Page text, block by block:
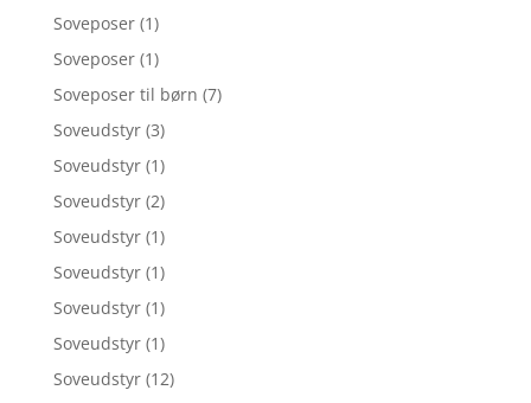
Soveposer (1)
Soveposer (1)
Soveposer til børn (7)
Soveudstyr (3)
Soveudstyr (1)
Soveudstyr (2)
Soveudstyr (1)
Soveudstyr (1)
Soveudstyr (1)
Soveudstyr (1)
Soveudstyr (12)